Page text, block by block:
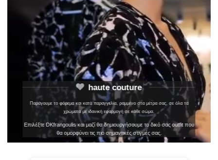
haute couture
Παράγουμε το φόρεμα και κατά παραγγελία, ραμμένο στα μέτρα σας, σε όλα τα
χρώματα με ιδανική εφαρμογή σε κάθε σώμα.
Επιλέξτε DKfrangoulis και μαζί θα δημιουργήσουμε το δικό σας outfit που
θα ομορφύνει τις πιο σημαντικές στιγμές σας.